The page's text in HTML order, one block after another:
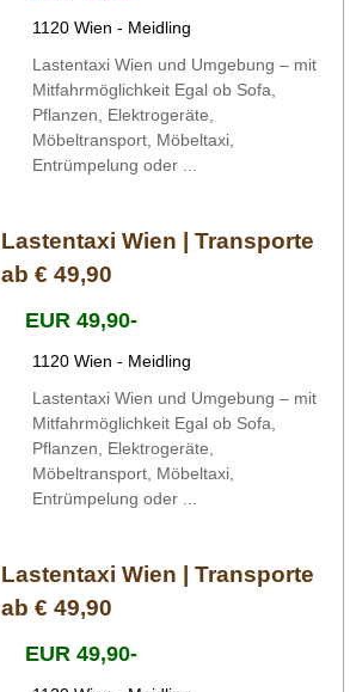
1120 Wien - Meidling
Lastentaxi Wien und Umgebung – mit
Mitfahrmöglichkeit Egal ob Sofa,
Pflanzen, Elektrogeräte,
Möbeltransport, Möbeltaxi,
Entrümpelung oder ...
Lastentaxi Wien | Transporte
ab € 49,90
EUR 49,90-
1120 Wien - Meidling
Lastentaxi Wien und Umgebung – mit
Mitfahrmöglichkeit Egal ob Sofa,
Pflanzen, Elektrogeräte,
Möbeltransport, Möbeltaxi,
Entrümpelung oder ...
Lastentaxi Wien | Transporte
ab € 49,90
EUR 49,90-